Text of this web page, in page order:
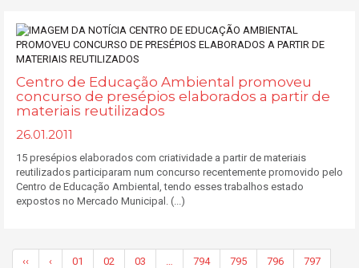
Centro de Educação Ambiental promoveu
concurso de presépios elaborados a partir de
materiais reutilizados
26.01.2011
15 presépios elaborados com criatividade a partir de materiais
reutilizados participaram num concurso recentemente promovido pelo
Centro de Educação Ambiental, tendo esses trabalhos estado
expostos no Mercado Municipal. (...)
‹‹ ‹ 01 02 03 794 795 796 797